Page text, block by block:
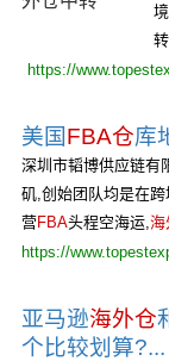
https://
美国FBA仓库
深圳市韬博供应链有
矶,创始团队均是在
营FBA头程空海运,海
https://
亚马逊海外仓
个比较划算?...